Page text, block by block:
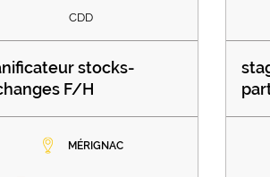
CDD
stocks-
F/H
MÉRIGNAC